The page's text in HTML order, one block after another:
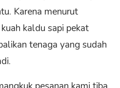
Karena menurut
kaldu sapi pekat
tenaga yang sudah